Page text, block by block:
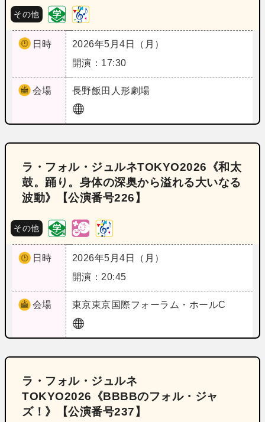
その他
日時
2026年5月4日（月）
開演：17:30
会場 長野飯田人形劇場
ラ・フォル・ジュルネTOKYO2026《和太
鼓。踊り。身体の深奥から溢れる大いなる
波動》【公演番号226】
その他
日時
2026年5月4日（月）
開演：20:45
会場 東京東京国際フォーラム・ホールC
ラ・フォル・ジュルネ
TOKYO2026《BBBBのフォル・ジャ
ズ！》【公演番号237】